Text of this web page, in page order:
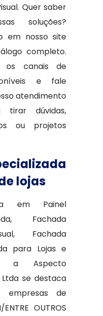
Quer saber
soluções?
em nosso site
completo.
os canais de
e fale
atendimento
tirar dúvidas,
ou projetos
lojas
em Painel
Fachada
Fachada
para Lojas e
a Aspecto
Ltda se destaca
empresas de
OUTROS